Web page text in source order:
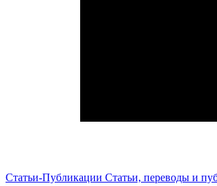
Статьи-Публикации Статьи, переводы и